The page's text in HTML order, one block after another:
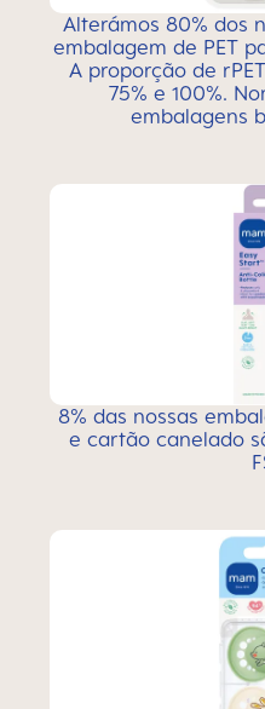
Alterámos 80% dos
embalagem de PET
A proporção de
75% e 100%.
embalagens
8% das nossas
e cartão canelado